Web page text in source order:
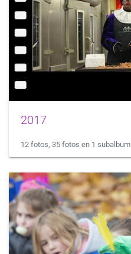
2017
12 fotos, 35 fotos en 1 subalbum